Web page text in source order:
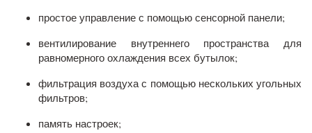
простое управление с помощью сенсорной панели;
вентилирование внутреннего пространства для
равномерного охлаждения всех бутылок;
фильтрация воздуха с помощью нескольких угольных
фильтров;
память настроек;